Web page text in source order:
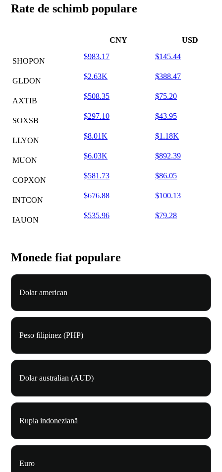
Rate de schimb populare
CNY USD
SHOPON
$983.17 $145.44
GLDON
$2.63K $388.47
AXTIB
$508.35 $75.20
SOXSB
$297.10 $43.95
LLYON
$8.01K $1.18K
MUON
$6.03K $892.39
COPXON
$581.73 $86.05
INTCON
$676.88 $100.13
IAUON
$535.96 $79.28
Monede fiat populare
Dolar american
Peso filipinez (PHP)
Dolar australian (AUD)
Rupia indoneziană
Euro